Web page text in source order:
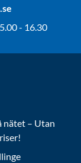
- 16.30
nätet – Utan